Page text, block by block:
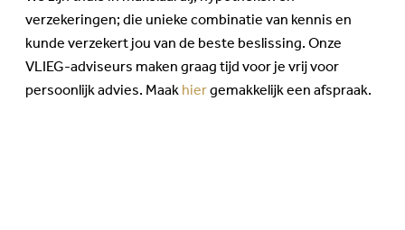
verzekeringen; die unieke combinatie van kennis en
kunde verzekert jou van de beste beslissing. Onze
VLIEG-adviseurs maken graag tijd voor je vrij voor
persoonlijk advies. Maak hiergemakkelijk een afspraak.